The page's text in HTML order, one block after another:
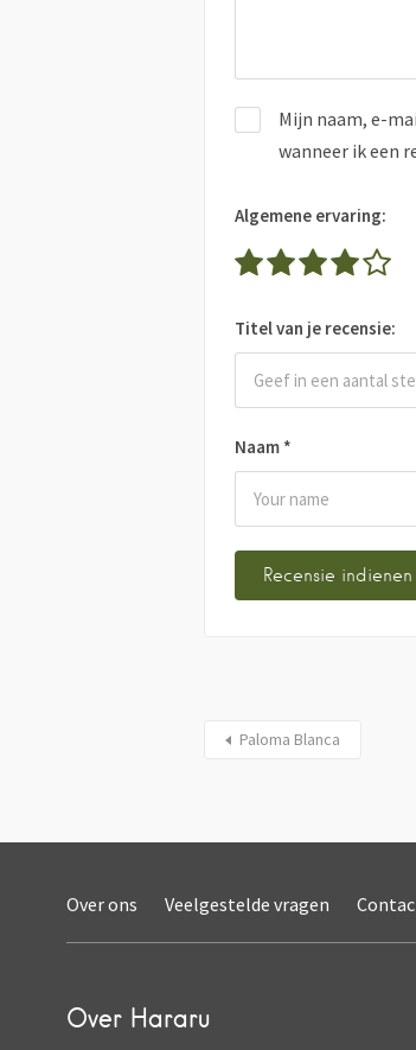
Naam *
Mijn naam, e-
wanneer ik een
Algemene ervaring:
Titel van je recensie:
Paloma Blanca
Over ons Veelgestelde vragen
Over Hararu